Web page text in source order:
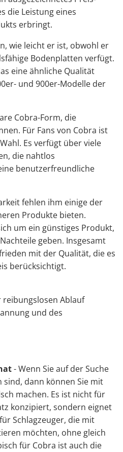
die Leistung eines
erbringt.
wie leicht er ist, obwohl er
Bodenplatten verfügt.
eine ähnliche Qualität
und 900er-Modelle der
Cobra-Form, die
Für Fans von Cobra ist
Es verfügt über viele
die nahtlos
benutzerfreundliche
fehlen ihm einige der
Produkte bieten.
um ein günstiges Produkt,
geben. Insgesamt
mit der Qualität, die es
berücksichtigt.
reibungslosen Ablauf
und des
- Wenn Sie auf der Suche
sind, dann können Sie mit
machen. Es ist nicht für
konzipiert, sondern eignet
Schlagzeuger, die mit
möchten, ohne gleich
für Cobra ist auch die